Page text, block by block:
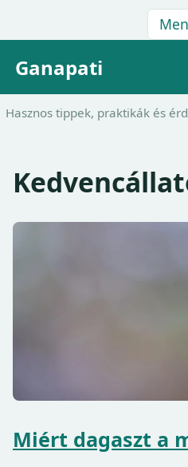
Ganapati
Hasznos tippek, praktikák és
Miért dagaszt a